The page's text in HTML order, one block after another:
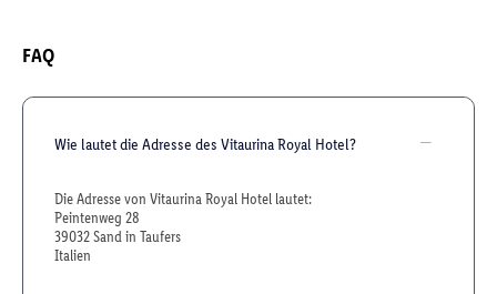
FAQ
Wie lautet die Adresse des Vitaurina Royal Hotel?
Die Adresse von Vitaurina Royal Hotel lautet:
Peintenweg 28
39032 Sand in Taufers
Italien